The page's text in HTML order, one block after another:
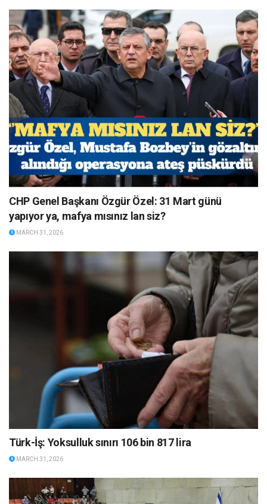
CHP Genel Başkanı Özgür Özel: 31 Mart günü
yapıyor ya, mafya mısınız lan siz?
MARCH 31, 2026
Türk-İş: Yoksulluk sınırı 106 bin 817 lira
MARCH 31, 2026